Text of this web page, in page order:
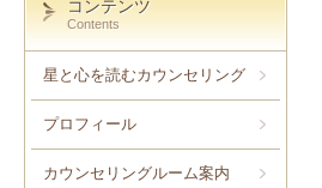
コンテンツ
Contents
星と心を読むカウンセリング
プロフィール
カウンセリングルーム案内